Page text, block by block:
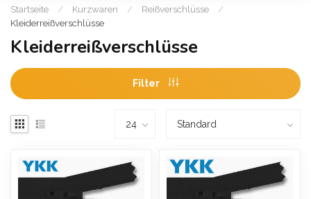
Startseite / Kurzwaren / Reißverschlüsse
/
Kleiderreißverschlüsse
Kleiderreißverschlüsse
Filter